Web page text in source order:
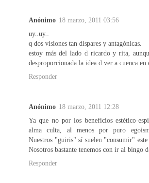
Anónimo 18 marzo, 2011 03:56
uy..uy..
q dos visiones tan dispares y antagónicas.
estoy más del lado d ricardo y rita,
desproporcionada la idea d ver a cuenca en
Responder
Anónimo 18 marzo, 2011 12:28
Ya que no por los beneficios estético-
alma culta, al menos por puro
Nuestros "guiris" sí suelen "consumir"
Nosotros bastante tenemos con ir al bingo
Responder